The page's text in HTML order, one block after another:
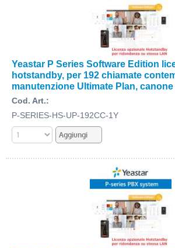
Yeastar P Series Software Edition
hotstandby, per 192 chiamate
manutenzione Ultimate Plan,
Cod. Art.:
P-SERIES-HS-UP-192CC-1Y